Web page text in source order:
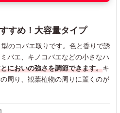
すめ！大容量タイプ
のコバエ取りです。色と香りで誘
バエ、キノコバエなどの小さなハ
においの強さを調節できます。キ
周り、観葉植物の周りに置くのが